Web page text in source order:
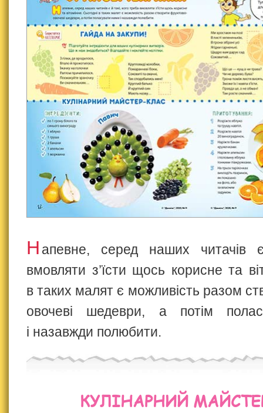
H апевне, серед наших читачів
вмовляти з’їсти щось корисне та
в таких малят є можливість разом
овочеві шедеври, а потім
і назавжди полюбити.
КУЛІНАРНИЙ